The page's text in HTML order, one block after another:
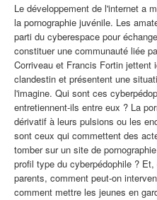
Le développement de l'internet a
la pornographie juvénile. Les
parti du cyberespace pour
constituer une communauté liée
Corriveau et Francis Fortin jettent
clandestin et présentent une
l'imagine. Qui sont ces
entretiennent-ils entre eux ? La
dérivatif à leurs pulsions ou les
sont ceux qui commettent des
tomber sur un site de
profil type du cyberpédophile ?
parents, comment peut-on
comment mettre les jeunes en